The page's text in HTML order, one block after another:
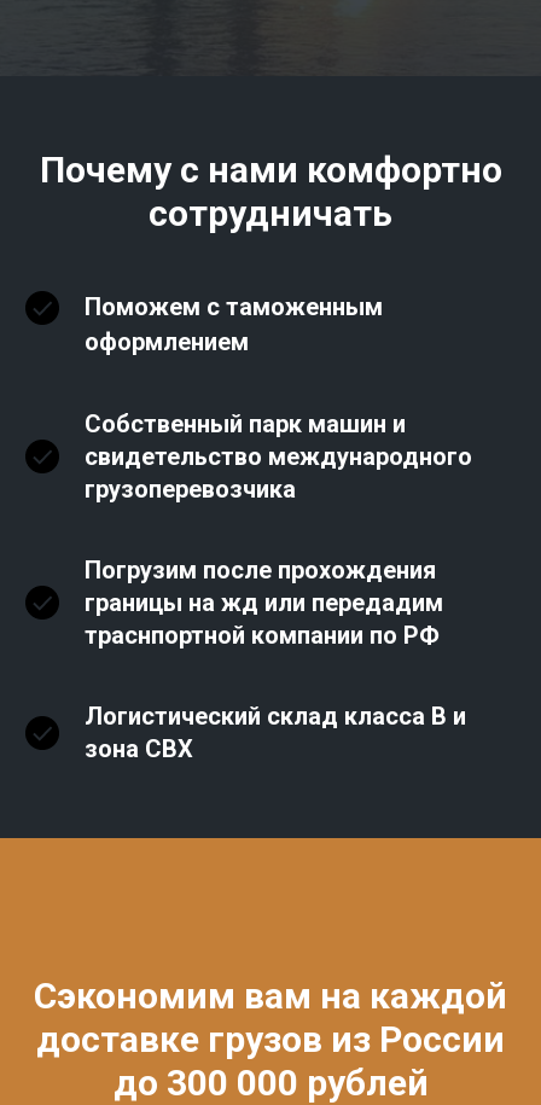
Почему с нами комфортно
сотрудничать
Поможем с таможенным
оформлением
Собственный парк машин и
свидетельство международного
грузоперевозчика
Погрузим после прохождения
границы на жд или передадим
траснпортной компании по РФ
Логистический склад класса В и
зона СВХ
Сэкономим вам на каждой
доставке грузов из России
до 300 000 рублей